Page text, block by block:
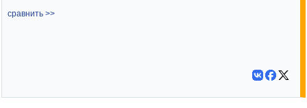
сравнить >>